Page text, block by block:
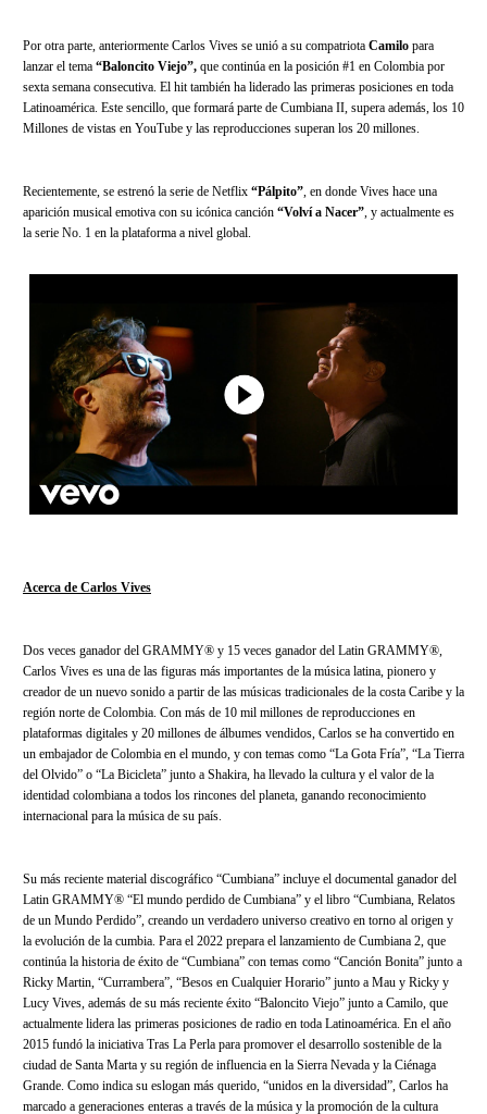
Por otra parte, anteriormente Carlos Vives se unió a su compatriota Camilo para
lanzar el tema “Baloncito Viejo”, que continúa en la posición #1 en Colombia por
sexta semana consecutiva. El hit también ha liderado las primeras posiciones en toda
Latinoamérica. Este sencillo, que formará parte de Cumbiana II, supera además, los 10
Millones de vistas en YouTube y las reproducciones superan los 20 millones.
Recientemente, se estrenó la serie de Netflix “Pálpito” , en donde Vives hace una
aparición musical emotiva con su icónica canción “Volví a Nacer” , y actualmente es
la serie No. 1 en la plataforma a nivel global.
Acerca de Carlos Vives
Dos veces ganador del GRAMMY® y 15 veces ganador del Latin GRAMMY®,
Carlos Vives es una de las figuras más importantes de la música latina, pionero y
creador de un nuevo sonido a partir de las músicas tradicionales de la costa Caribe y la
región norte de Colombia. Con más de 10 mil millones de reproducciones en
plataformas digitales y 20 millones de álbumes vendidos, Carlos se ha convertido en
un embajador de Colombia en el mundo, y con temas como “La Gota Fría”, “La Tierra
del Olvido” o “La Bicicleta” junto a Shakira, ha llevado la cultura y el valor de la
identidad colombiana a todos los rincones del planeta, ganando reconocimiento
internacional para la música de su país.
Su más reciente material discográfico “Cumbiana” incluye el documental ganador del
Latin GRAMMY® “El mundo perdido de Cumbiana” y el libro “Cumbiana, Relatos
de un Mundo Perdido”, creando un verdadero universo creativo en torno al origen y
la evolución de la cumbia. Para el 2022 prepara el lanzamiento de Cumbiana 2, que
continúa la historia de éxito de “Cumbiana” con temas como “Canción Bonita” junto a
Ricky Martin, “Currambera”, “Besos en Cualquier Horario” junto a Mau y Ricky y
Lucy Vives, además de su más reciente éxito “Baloncito Viejo” junto a Camilo, que
actualmente lidera las primeras posiciones de radio en toda Latinoamérica. En el año
2015 fundó la iniciativa Tras La Perla para promover el desarrollo sostenible de la
ciudad de Santa Marta y su región de influencia en la Sierra Nevada y la Ciénaga
Grande. Como indica su eslogan más querido, “unidos en la diversidad”, Carlos ha
marcado a generaciones enteras a través de la música y la promoción de la cultura